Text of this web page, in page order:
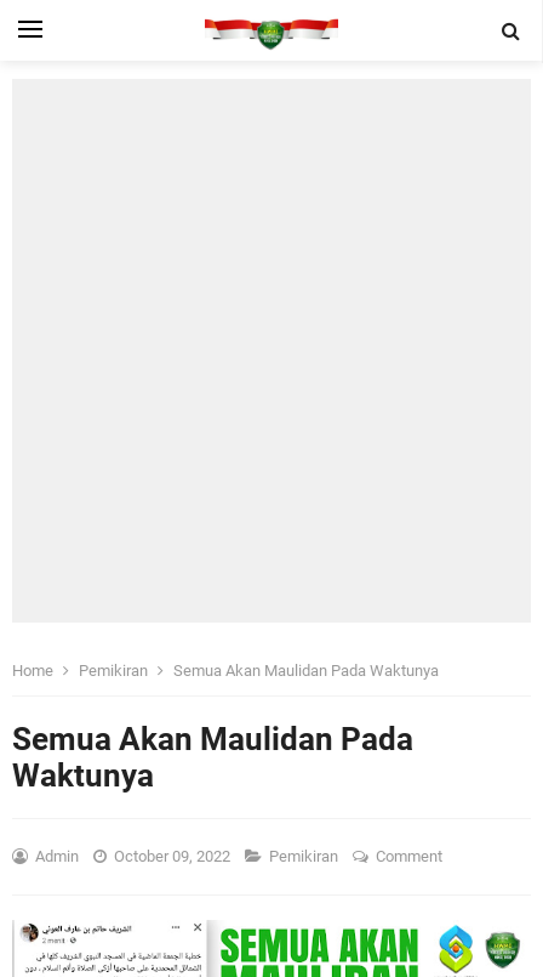
Home Pemikiran Semua Akan Maulidan Pada Waktunya
Semua Akan Maulidan Pada
Waktunya
Admin October 09, 2022 Pemikiran Comment